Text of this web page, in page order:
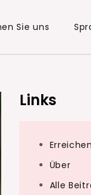
Sie uns
Links
Über
Alle